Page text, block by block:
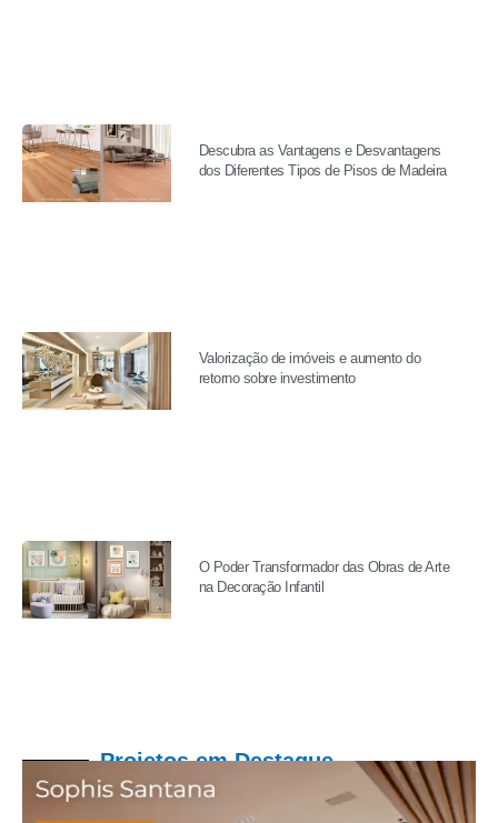
Descubra as Vantagens e Desvantagens
dos Diferentes Tipos de Pisos de Madeira
Valorização de imóveis e aumento do
retorno sobre investimento
O Poder Transformador das Obras de Arte
na Decoração Infantil
Projetos em Destaque